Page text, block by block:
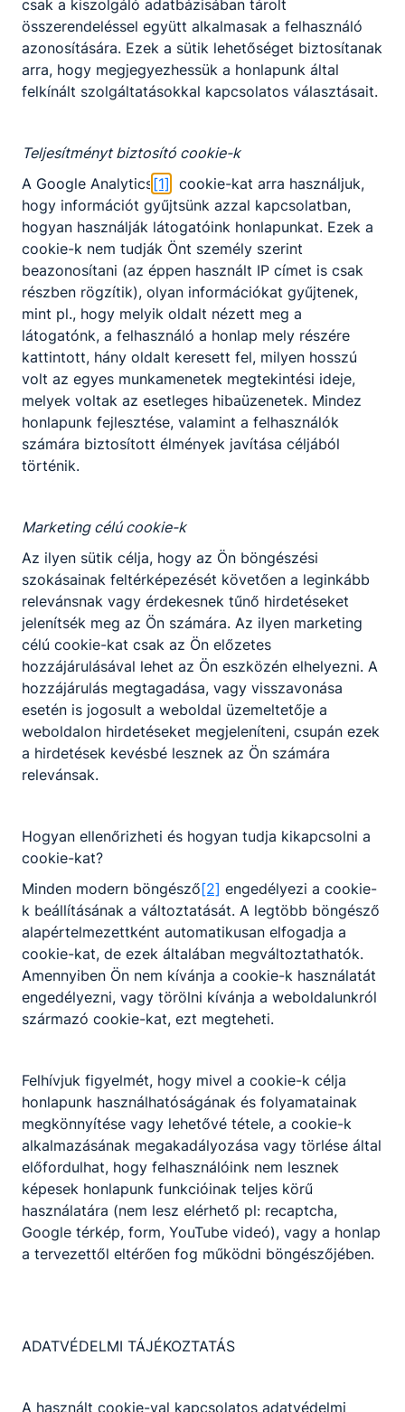
Képzés időtartama
3 év
Választható szakmairányok:
Nem válaszható
KKK/PTT
KKK letöltése (pdf)
PTT letöltése (pdf)
Okleveles technikusképzés
Nem
Előjelentkezés
Építőipar ágazat képzése, amely szakképzettség
megszerzésével zárul. A burkoló szakember az
épületek, építmények kültéri és beltéri
hidegburkolatait, valamint a beltéri fal és
padlófelületek melegburkolatát készíti el, javítja
és bontja. Az épület díszítő, valamint homlokzat-,
lábazatburkolatait készíti, azokat javítja, felújítja
és bontja, burkolatokat és térburkolatokat készít,
javít, bont.
Ajánlott minden ﬁatal számára, aki szeret
kreatívan, szépet alkotni és hosszú távon
KOMPETENCIAELVÁRÁS
Ügyes mozgás, állóképesség, jó ﬁzikum, jó
szemmérték és térlátás, kézügyesség, precizitás,
csapatmunka.
A SZAKKÉPZETTSÉGGEL RENDELKEZŐ
alkalmazza és értelmezi a műszaki
ábrázolás módszereit, építészeti terveket,
egyszerű burkolati terveket készít;
munka technológiai sorrendjét és
meghatározza az ahhoz szükséges
anyagmennyiséget;
alkalmazza a munkavégzéshez szükséges
eszközöket, szerszámokat, gépeket,
berendezéseket és mérőeszközöket;
vízszintes és függőleges felületre kültéri-
és beltéri hidegburkolatot, díszburkolatot,
mozaikburkolatot készít.
Megosztás
csak a kiszolgáló adatbázisában tárolt
összerendeléssel együtt alkalmasak a felhasználó
azonosítására. Ezek a sütik lehetőséget biztosítanak
arra, hogy megjegyezhessük a honlapunk által
felkínált szolgáltatásokkal kapcsolatos választásait.
Teljesítményt biztosító cookie-k
A Google Analytics [1] cookie-kat arra használjuk,
hogy információt gyűjtsünk azzal kapcsolatban,
hogyan használják látogatóink honlapunkat. Ezek a
cookie-k nem tudják Önt személy szerint
beazonosítani (az éppen használt IP címet is csak
részben rögzítik), olyan információkat gyűjtenek,
mint pl., hogy melyik oldalt nézett meg a
látogatónk, a felhasználó a honlap mely részére
kattintott, hány oldalt keresett fel, milyen hosszú
volt az egyes munkamenetek megtekintési ideje,
melyek voltak az esetleges hibaüzenetek. Mindez
honlapunk fejlesztése, valamint a felhasználók
számára biztosított élmények javítása céljából
történik.
Marketing célú cookie-k
Az ilyen sütik célja, hogy az Ön böngészési
szokásainak feltérképezését követően a leginkább
relevánsnak vagy érdekesnek tűnő hirdetéseket
jelenítsék meg az Ön számára. Az ilyen marketing
célú cookie-kat csak az Ön előzetes
hozzájárulásával lehet az Ön eszközén elhelyezni. A
hozzájárulás megtagadása, vagy visszavonása
esetén is jogosult a weboldal üzemeltetője a
weboldalon hirdetéseket megjeleníteni, csupán ezek
a hirdetések kevésbé lesznek az Ön számára
relevánsak.
Hogyan ellenőrizheti és hogyan tudja kikapcsolni a
cookie-kat?
Minden modern böngésző[2] engedélyezi a cookie-
k beállításának a változtatását. A legtöbb böngésző
alapértelmezettként automatikusan elfogadja a
cookie-kat, de ezek általában megváltoztathatók.
Amennyiben Ön nem kívánja a cookie-k használatát
engedélyezni, vagy törölni kívánja a weboldalunkról
származó cookie-kat, ezt megteheti.
Felhívjuk figyelmét, hogy mivel a cookie-k célja
honlapunk használhatóságának és folyamatainak
megkönnyítése vagy lehetővé tétele, a cookie-k
alkalmazásának megakadályozása vagy törlése által
előfordulhat, hogy felhasználóink nem lesznek
képesek honlapunk funkcióinak teljes körű
használatára (nem lesz elérhető pl: recaptcha,
Google térkép, form, YouTube videó), vagy a honlap
a tervezettől eltérően fog működni böngészőjében.
ADATVÉDELMI TÁJÉKOZTATÁS
A használt cookie-val kapcsolatos adatvédelmi